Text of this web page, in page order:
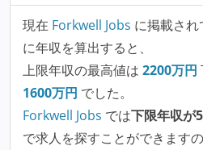
現在 Forkwell Jobs に掲載され
に年収を算出すると、
上限年収の最高値は 2200万円
1600万円 でした。
Forkwell Jobs では下限年収が
で求人を探すことができます